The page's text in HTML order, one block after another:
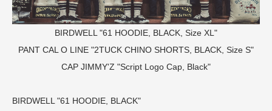
BIRDWELL "61 HOODIE, BLACK, Size XL"
PANT CAL O LINE "2TUCK CHINO SHORTS, BLACK, Size S"
CAP JIMMY'Z "Script Logo Cap, Black"
BIRDWELL "61 HOODIE, BLACK"